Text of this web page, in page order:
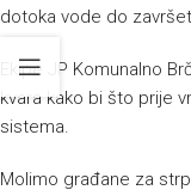
dotoka vode do
Ekipe JP Komunalno
kvara kako bi što prije
sistema.
Molimo građane za